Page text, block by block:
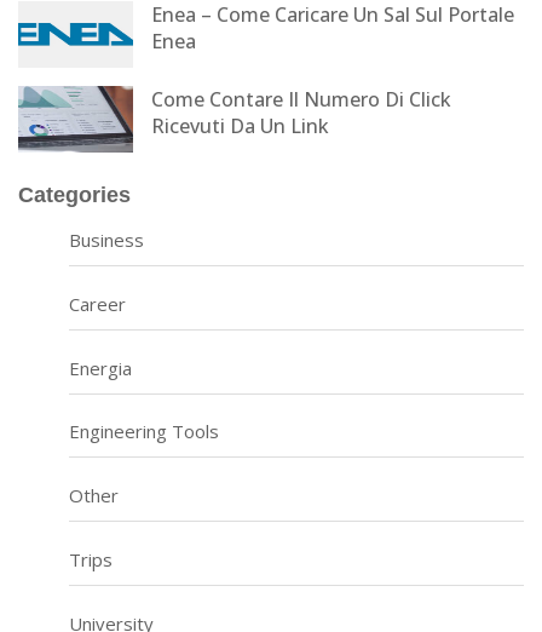
Enea – Come Caricare Un Sal Sul Portale
Enea
Come Contare Il Numero Di Click
Ricevuti Da Un Link
Categories
Business
Career
Energia
Engineering Tools
Other
Trips
University